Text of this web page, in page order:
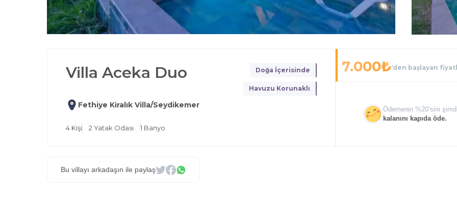
Villa Aceka Duo Doğa İçerisinde
Havuzu Korunaklı
Fethiye Kiralık Villa/Seydikemer
4 Kişi 2 Yatak Odası 1 Banyo
7.000₺‘den başlayan
Ödemenin %20’sini
kalanını kapıda öde.
Bu villayı arkadaşın ile paylaş